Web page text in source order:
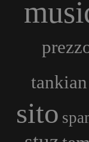
tankian
sito